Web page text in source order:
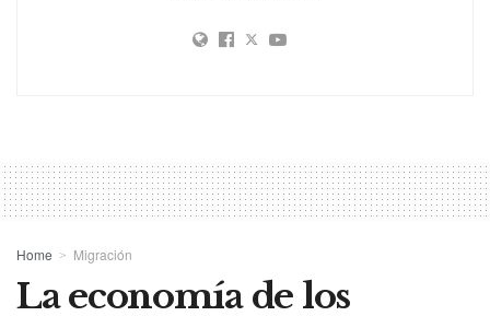
Home Migración
La economía de los